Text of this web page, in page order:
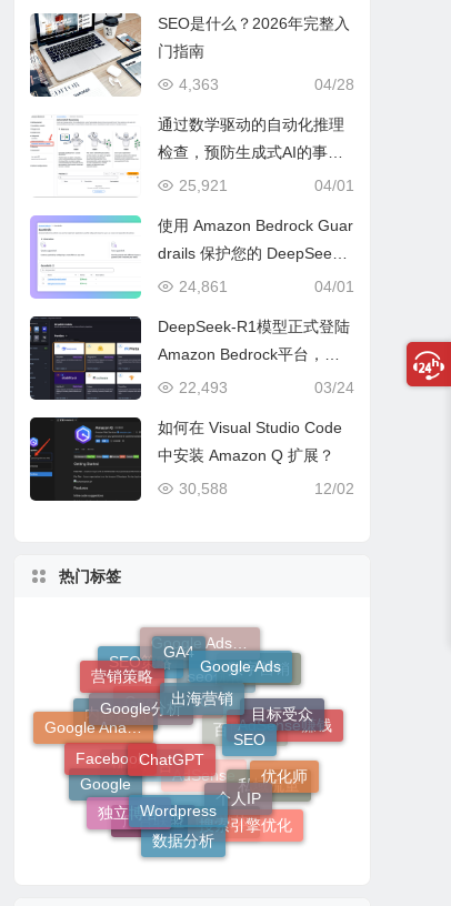
SEO是什么？2026年完整入
门指南
04/28
4,363
通过数学驱动的自动化推理
检查，预防生成式AI的事实
性错误与幻觉问题
04/01
25,921
使用 Amazon Bedrock Guar
drails 保护您的 DeepSeek
模型部署
04/01
24,861
DeepSeek-R1模型正式登陆
Amazon Bedrock平台，开
启全托管无服务器新纪元03/24
22,493
如何在 Visual Studio Code
中安装 Amazon Q 扩展？
12/02
30,588
热门标签
Google SEO
seo优化
百度SEO
AdSense
优化广告
内容营销
SEO策略
Google Adsense
数字营销
AdSense赚钱
私域流量
社交媒体
广告联盟
Google
Google Analytics
营销策略
GA4
Google Ads
目标受众
优化师
搜索引擎优化
数据分析
独立博客
Facebook
Google分析
出海营销
SEO
个人IP
Wordpress
ChatGPT